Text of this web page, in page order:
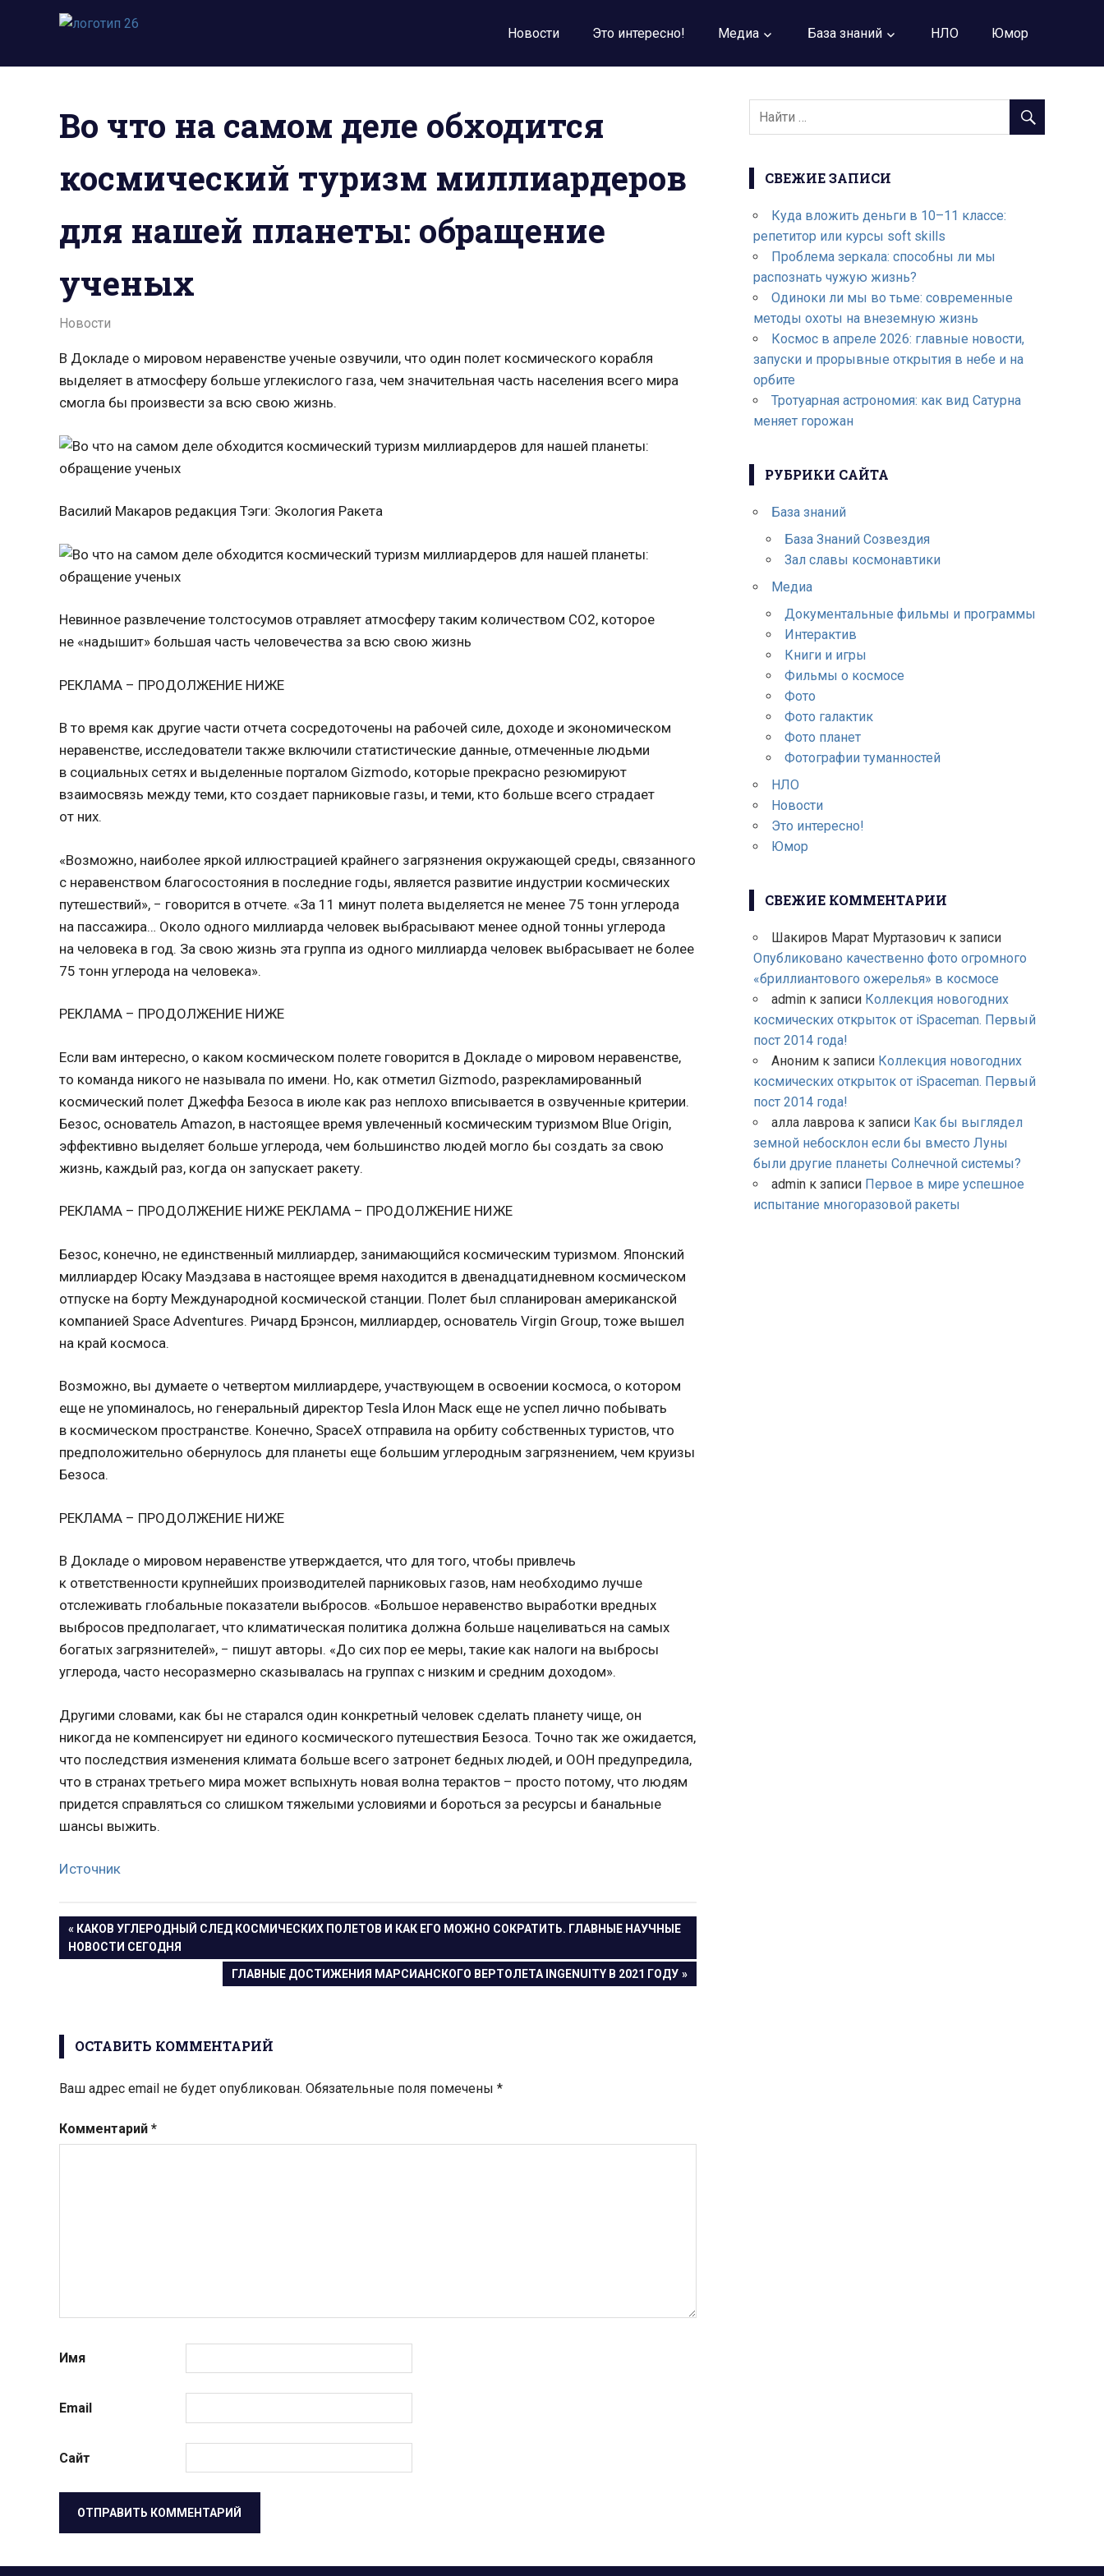
Пропустить
к
фото,
видео,
знаний.
Новости Это интересно! Медиа База знаний НЛО Юмор
Во что на самом деле обходится
космический туризм миллиардеров
для нашей планеты: обращение
ученых
15.12.2021
admin
Новости
В Докладе о мировом неравенстве ученые озвучили, что один полет космического корабля
выделяет в атмосферу больше углекислого газа, чем значительная часть населения всего мира
смогла бы произвести за всю свою жизнь.
Василий Макаров редакция Тэги: Экология Ракета
Невинное развлечение толстосумов отравляет атмосферу таким количеством CO2, которое
не «надышит» большая часть человечества за всю свою жизнь
РЕКЛАМА – ПРОДОЛЖЕНИЕ НИЖЕ
В то время как другие части отчета сосредоточены на рабочей силе, доходе и экономическом
неравенстве, исследователи также включили статистические данные, отмеченные людьми
в социальных сетях и выделенные порталом Gizmodo, которые прекрасно резюмируют
взаимосвязь между теми, кто создает парниковые газы, и теми, кто больше всего страдает
от них.
«Возможно, наиболее яркой иллюстрацией крайнего загрязнения окружающей среды, связанного
с неравенством благосостояния в последние годы, является развитие индустрии космических
путешествий», − говорится в отчете. «За 11 минут полета выделяется не менее 75 тонн углерода
на пассажира… Около одного миллиарда человек выбрасывают менее одной тонны углерода
на человека в год. За свою жизнь эта группа из одного миллиарда человек выбрасывает не более
75 тонн углерода на человека».
РЕКЛАМА – ПРОДОЛЖЕНИЕ НИЖЕ
Если вам интересно, о каком космическом полете говорится в Докладе о мировом неравенстве,
то команда никого не называла по имени. Но, как отметил Gizmodo, разрекламированный
космический полет Джеффа Безоса в июле как раз неплохо вписывается в озвученные критерии.
Безос, основатель Amazon, в настоящее время увлеченный космическим туризмом Blue Origin,
эффективно выделяет больше углерода, чем большинство людей могло бы создать за свою
жизнь, каждый раз, когда он запускает ракету.
РЕКЛАМА – ПРОДОЛЖЕНИЕ НИЖЕ РЕКЛАМА – ПРОДОЛЖЕНИЕ НИЖЕ
Безос, конечно, не единственный миллиардер, занимающийся космическим туризмом. Японский
миллиардер Юсаку Маэдзава в настоящее время находится в двенадцатидневном космическом
отпуске на борту Международной космической станции. Полет был спланирован американской
компанией Space Adventures. Ричард Брэнсон, миллиардер, основатель Virgin Group, тоже вышел
на край космоса.
Возможно, вы думаете о четвертом миллиардере, участвующем в освоении космоса, о котором
еще не упоминалось, но генеральный директор Tesla Илон Маск еще не успел лично побывать
в космическом пространстве. Конечно, SpaceX отправила на орбиту собственных туристов, что
предположительно обернулось для планеты еще большим углеродным загрязнением, чем круизы
Безоса.
РЕКЛАМА – ПРОДОЛЖЕНИЕ НИЖЕ
В Докладе о мировом неравенстве утверждается, что для того, чтобы привлечь
к ответственности крупнейших производителей парниковых газов, нам необходимо лучше
отслеживать глобальные показатели выбросов. «Большое неравенство выработки вредных
выбросов предполагает, что климатическая политика должна больше нацеливаться на самых
богатых загрязнителей», − пишут авторы. «До сих пор ее меры, такие как налоги на выбросы
углерода, часто несоразмерно сказывалась на группах с низким и средним доходом».
Другими словами, как бы не старался один конкретный человек сделать планету чище, он
никогда не компенсирует ни единого космического путешествия Безоса. Точно так же ожидается,
что последствия изменения климата больше всего затронет бедных людей, и ООН предупредила,
что в странах третьего мира может вспыхнуть новая волна терактов – просто потому, что людям
придется справляться со слишком тяжелыми условиями и бороться за ресурсы и банальные
шансы выжить.
Источник
Навигация
по
ПРЕДЫДУЩАЯ
ЗАПИСЬ:
КАКОВ УГЛЕРОДНЫЙ СЛЕД КОСМИЧЕСКИХ ПОЛЕТОВ И КАК ЕГО МОЖНО СОКРАТИТЬ. ГЛАВНЫЕ НАУЧНЫЕ
НОВОСТИ СЕГОДНЯ
СЛЕДУЮЩАЯ
ГЛАВНЫЕ ДОСТИЖЕНИЯ МАРСИАНСКОГО ВЕРТОЛЕТА INGENUITY В 2021 ГОДУ
ОСТАВИТЬ КОММЕНТАРИЙ
Ваш адрес email не будет опубликован. Обязательные поля помечены *
Комментарий *
Имя
Email
Сайт
СВЕЖИЕ ЗАПИСИ
Куда вложить деньги в 10–11 классе:
репетитор или курсы soft skills
Проблема зеркала: способны ли мы
распознать чужую жизнь?
Одиноки ли мы во тьме: современные
методы охоты на внеземную жизнь
Космос в апреле 2026: главные новости,
запуски и прорывные открытия в небе и на
орбите
Тротуарная астрономия: как вид Сатурна
меняет горожан
РУБРИКИ САЙТА
База знаний
База Знаний Созвездия
Зал славы космонавтики
Медиа
Документальные фильмы и программы
Интерактив
Книги и игры
Фильмы о космосе
Фото
Фото галактик
Фото планет
Фотографии туманностей
НЛО
Новости
Это интересно!
Юмор
СВЕЖИЕ КОММЕНТАРИИ
Шакиров Марат Муртазовичк записи
Опубликовано качественно фото огромного
«бриллиантового ожерелья» в космосе
adminк записи Коллекция новогодних
космических открыток от iSpaceman. Первый
пост 2014 года!
Анонимк записи Коллекция новогодних
космических открыток от iSpaceman. Первый
пост 2014 года!
алла лавровак записи Как бы выглядел
земной небосклон если бы вместо Луны
были другие планеты Солнечной системы?
adminк записи Первое в мире успешное
испытание многоразовой ракеты